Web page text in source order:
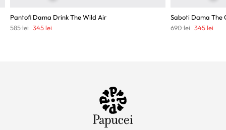
Pantofi Dama Drink The Wild Air
585lei Prețul
345lei
Saboti Dama The
690lei Prețul
345lei